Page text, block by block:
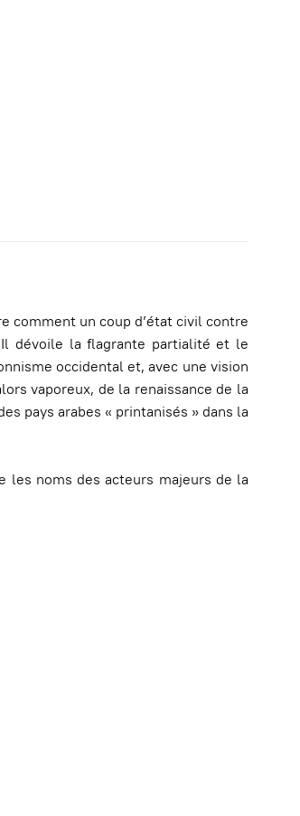
comment un coup d’état civil contre
dévoile la flagrante partialité et le
occidental et, avec une vision
vaporeux, de la renaissance de la
pays arabes « printanisés » dans la
les noms des acteurs majeurs de la